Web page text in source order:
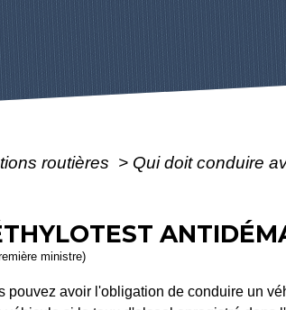
routières > Qui doit conduire
ministre)
avoir l'obligation de conduire un